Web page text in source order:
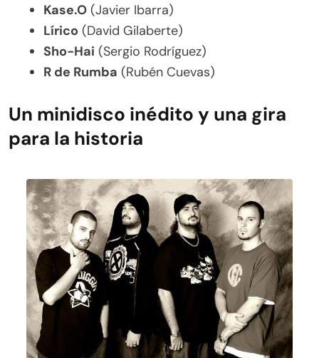
Kase.O (Javier Ibarra)
Lírico (David Gilaberte)
Sho-Hai (Sergio Rodríguez)
R de Rumba (Rubén Cuevas)
Un minidisco inédito y una gira
para la historia